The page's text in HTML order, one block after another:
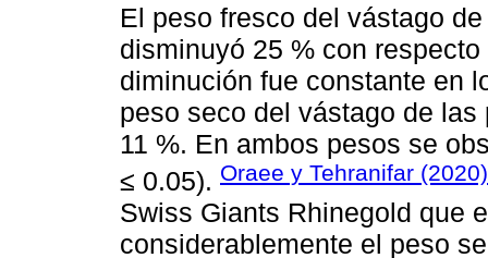
El peso fresco del vástago
disminuyó 25 % con
diminución fue constante en
peso seco del vástago de
11 %. En ambos pesos se
≤ 0.05). Oraee y Tehranifar (2020)
Swiss Giants Rhinegold que
considerablemente el peso